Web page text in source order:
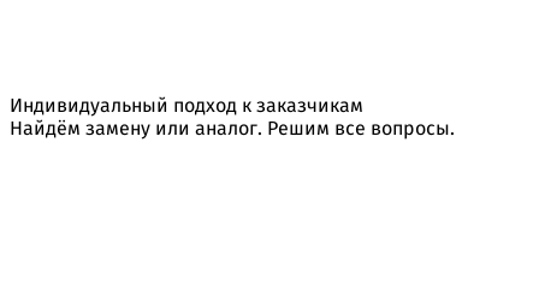
Индивидуальный подход к заказчикам
Найдём замену или аналог. Решим все вопросы.